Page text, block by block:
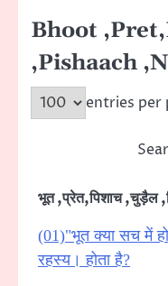
Bhoot
,Pishaach
entries per
भूत ,प्रेत,पिशाच ,चुड़ैल
(01)"भूत क्या सच में
रहस्य। होता है?